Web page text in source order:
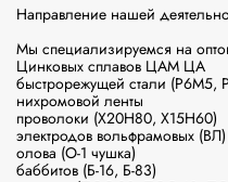
Направление нашей
Мы специализируемся на
Цинковых сплавов ЦАМ ЦА
быстрорежущей стали (Р6М5,
нихромовой ленты
проволоки (Х20Н80, Х15Н60)
электродов вольфрамовых (ВЛ)
олова (О-1 чушка)
баббитов (Б-16, Б-83)